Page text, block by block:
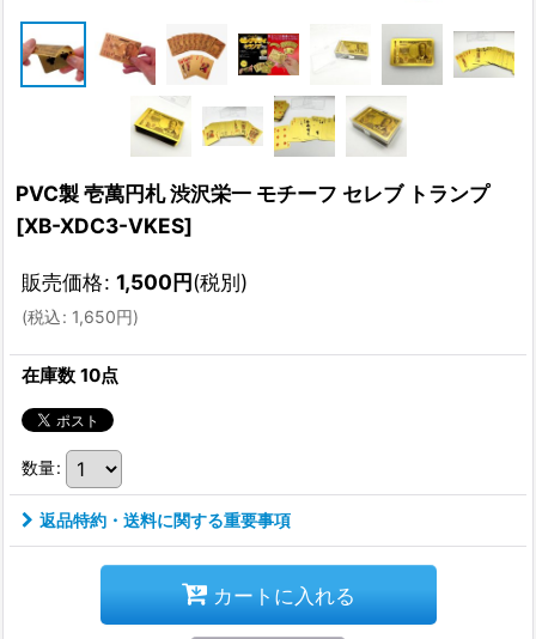
PVC製 壱萬円札 渋沢栄一 モチーフ セレブ トランプ
[XB-XDC3-VKES]
販売価格: 1,500円(税別)
(税込: 1,650円)
在庫数 10点
数量:
返品特約・送料に関する重要事項
カートに入れる